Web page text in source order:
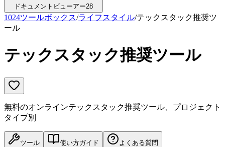
ドキュメントビューアー28
1024ツールボックス/ライフスタイル/テックスタック推奨ツ
ール
テックスタック推奨ツール
無料のオンラインテックスタック推奨ツール、プロジェクト
タイプ別
ツール 使い方ガイド よくある質問